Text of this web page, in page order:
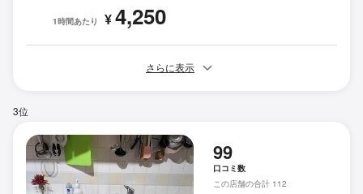
1時間あたり ¥4,250
さらに表示
3位
99
口コミ数
この店舗の合計 112